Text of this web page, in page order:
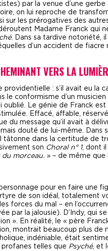
par la venue d’une
on lui reproche de
sur les prérogatives des
Madame Franck qui
. Dans sa tardive notoriété,
d’un accident de fiacre
VERS LA
: s’il avait eu la
le conformisme d’un
oublié. Le génie de Franck
Effacé, affable,
du message qu’il avait à
douté de lui-même.
dans la certitude de
son Choral n° 1, dont il
morceau. » – de même que
pour en faire une
de son idéal, totalement
forces du mal – en
par la jalousie). D’Indy, qui
». En réalité, le « père
montrait beaucoup plus
indéniable, était
telles que Psyché, et